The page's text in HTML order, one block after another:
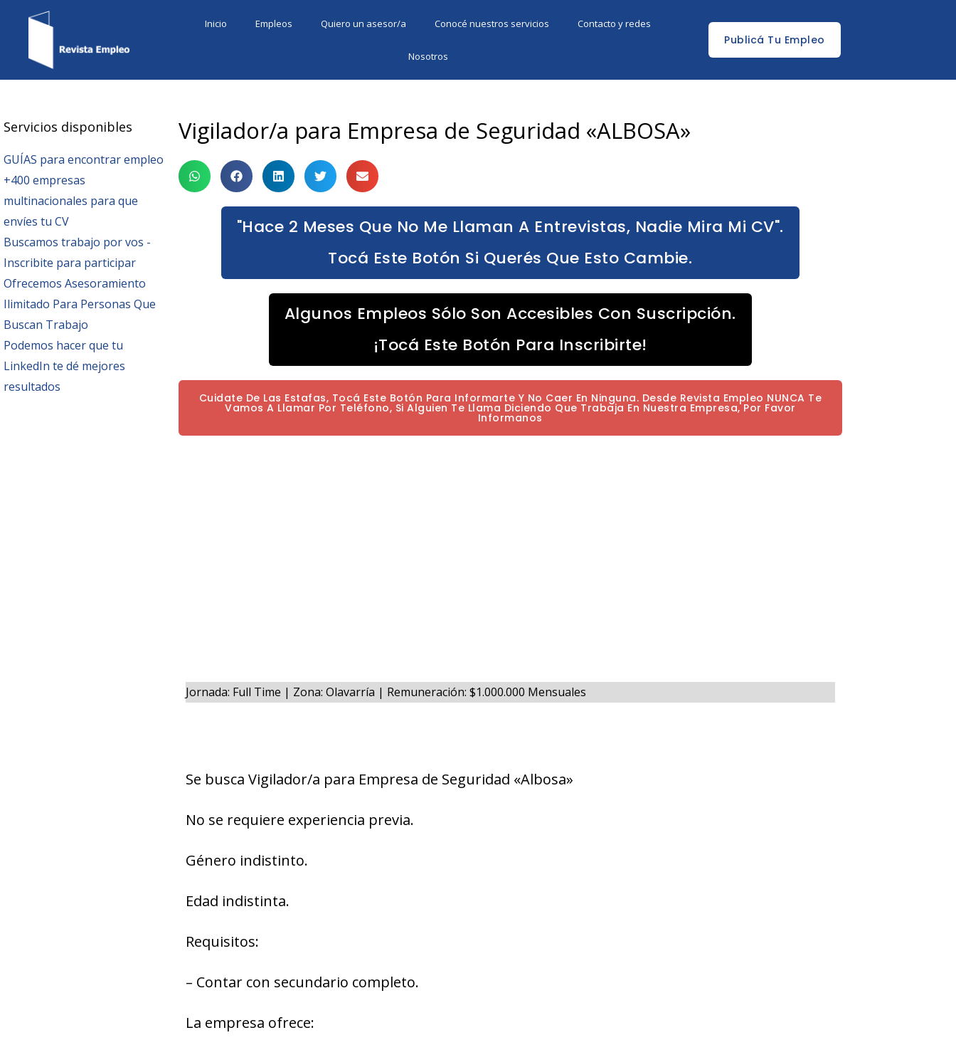
Inicio Empleos Quiero un asesor/a Conocé nuestros servicios Contacto y redes
Nosotros
Publicá Tu Empleo
Servicios disponibles
GUÍAS para encontrar empleo
+400 empresas
multinacionales para que
envíes tu CV
Buscamos trabajo por vos -
Inscribite para participar
Ofrecemos Asesoramiento
Ilimitado Para Personas Que
Buscan Trabajo
Podemos hacer que tu
LinkedIn te dé mejores
resultados
Vigilador/a para Empresa de Seguridad «ALBOSA»
"Hace 2 Meses Que No Me Llaman A Entrevistas, Nadie Mira Mi CV".
Tocá Este Botón Si Querés Que Esto Cambie.
Algunos Empleos Sólo Son Accesibles Con Suscripción.
¡Tocá Este Botón Para Inscribirte!
Cuidate De Las Estafas, Tocá Este Botón Para Informarte Y No Caer En Ninguna. Desde Revista Empleo NUNCA Te
Vamos A Llamar Por Teléfono, Si Alguien Te Llama Diciendo Que Trabaja En Nuestra Empresa, Por Favor
Informanos
Jornada: Full Time | Zona: Olavarría | Remuneración: $1.000.000 Mensuales
Se busca Vigilador/a para Empresa de Seguridad «Albosa»
No se requiere experiencia previa.
Género indistinto.
Edad indistinta.
Requisitos:
– Contar con secundario completo.
La empresa ofrece: